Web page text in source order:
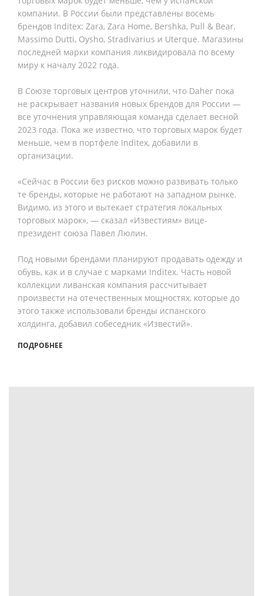
компании. В России были представлены восемь
брендов Inditex: Zara, Zara Home, Bershka, Pull & Bear,
Massimo Dutti, Oysho, Stradivarius и Uterque. Магазины
последней марки компания ликвидировала по всему
миру к началу 2022 года.
В Союзе торговых центров уточнили, что Daher пока
не раскрывает названия новых брендов для России —
все уточнения управляющая команда сделает весной
2023 года. Пока же известно, что торговых марок будет
меньше, чем в портфеле Inditex, добавили в
организации.
«Сейчас в России без рисков можно развивать только
те бренды, которые не работают на западном рынке.
Видимо, из этого и вытекает стратегия локальных
торговых марок», — сказал «Известиям» вице-
президент союза Павел Люлин.
Под новыми брендами планируют продавать одежду и
обувь, как и в случае с марками Inditex. Часть новой
коллекции ливанская компания рассчитывает
произвести на отечественных мощностях, которые до
этого также использовали бренды испанского
холдинга, добавил собеседник «Известий».
ПОДРОБНЕЕ